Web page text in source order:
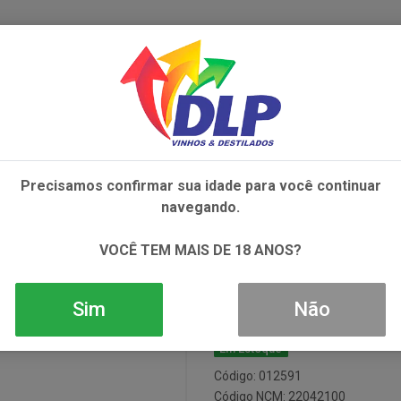
NÃO ALCOÓLICOS ALIMENTOS
ROUGE TTO 1X750ML
Rouge Tto
Em Estoque
Código: 012591
Código NCM: 22042100
Precisamos confirmar sua idade para você continuar
navegando.
VOCÊ TEM MAIS DE 18 ANOS?
Sim Não